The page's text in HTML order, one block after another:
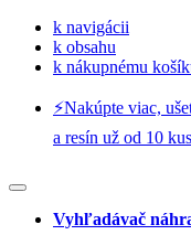
k navigácii
k obsahu
k nákupnému
⚡️Nakúpte viac,
a resín už od 10
Vyhľadávač